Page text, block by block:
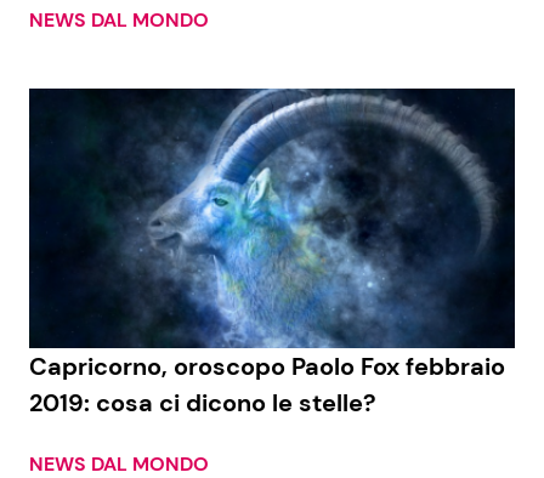
NEWS DAL MONDO
Capricorno, oroscopo Paolo Fox febbraio
2019: cosa ci dicono le stelle?
NEWS DAL MONDO